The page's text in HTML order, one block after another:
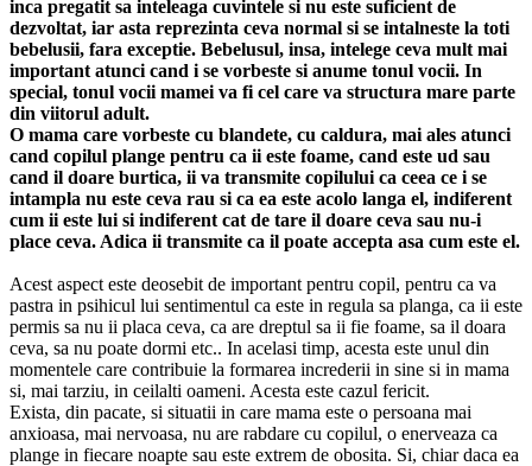
inca pregatit sa inteleaga cuvintele si nu este suficient de
dezvoltat, iar asta reprezinta ceva normal si se intalneste la toti
bebelusii, fara exceptie. Bebelusul, insa, intelege ceva mult mai
important atunci cand i se vorbeste si anume tonul vocii. In
special, tonul vocii mamei va fi cel care va structura mare parte
din viitorul adult.
O mama care vorbeste cu blandete, cu caldura, mai ales atunci
cand copilul plange pentru ca ii este foame, cand este ud sau
cand il doare burtica, ii va transmite copilului ca ceea ce i se
intampla nu este ceva rau si ca ea este acolo langa el, indiferent
cum ii este lui si indiferent cat de tare il doare ceva sau nu-i
place ceva. Adica ii transmite ca il poate accepta asa cum este el.
Acest aspect este deosebit de important pentru copil, pentru ca va
pastra in psihicul lui sentimentul ca este in regula sa planga, ca ii este
permis sa nu ii placa ceva, ca are dreptul sa ii fie foame, sa il doara
ceva, sa nu poate dormi etc.. In acelasi timp, acesta este unul din
momentele care contribuie la formarea increderii in sine si in mama
si, mai tarziu, in ceilalti oameni. Acesta este cazul fericit.
Exista, din pacate, si situatii in care mama este o persoana mai
anxioasa, mai nervoasa, nu are rabdare cu copilul, o enerveaza ca
plange in fiecare noapte sau este extrem de obosita. Si, chiar daca ea